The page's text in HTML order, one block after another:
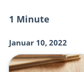
1 Minute
Januar 10, 2022